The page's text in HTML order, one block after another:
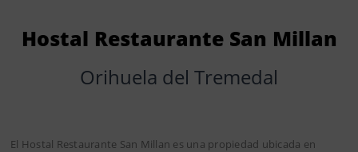
Hostal Restaurante San Millan
Orihuela del Tremedal
El Hostal Restaurante San Millan es una propiedad ubicada en